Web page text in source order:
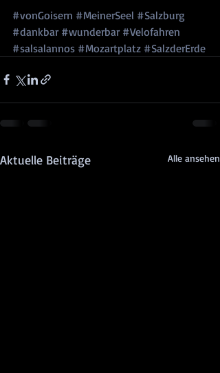
#vonGoisern #MeinerSeel #Salzburg
#dankbar #wunderbar #Velofahren
#salsalannos #Mozartplatz #SalzderErde
Aktuelle Beiträge Alle ansehen